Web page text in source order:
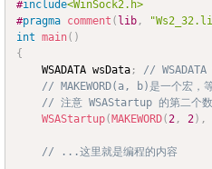
#include<WinSock2.h>
#pragma comment ( lib ,
int main( )
{
	WSADATA wsData
;
//
// MAKEWORD(a, b)是一个宏
// 注意 WSAStartup 的第二个数
WSAStartup(MAKEWORD( 2 , 2) ,
// ...这里就是编程的内容